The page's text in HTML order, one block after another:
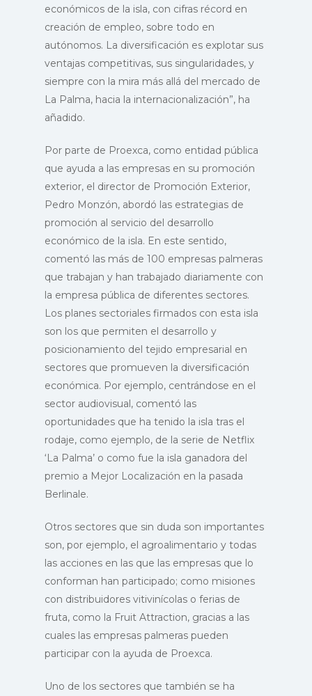
económicos de la isla, con cifras récord en
creación de empleo, sobre todo en
autónomos. La diversificación es explotar sus
ventajas competitivas, sus singularidades, y
siempre con la mira más allá del mercado de
La Palma, hacia la internacionalización”, ha
añadido.
Por parte de Proexca, como entidad pública
que ayuda a las empresas en su promoción
exterior, el director de Promoción Exterior,
Pedro Monzón, abordó las estrategias de
promoción al servicio del desarrollo
económico de la isla. En este sentido,
comentó las más de 100 empresas palmeras
que trabajan y han trabajado diariamente con
la empresa pública de diferentes sectores.
Los planes sectoriales firmados con esta isla
son los que permiten el desarrollo y
posicionamiento del tejido empresarial en
sectores que promueven la diversificación
económica. Por ejemplo, centrándose en el
sector audiovisual, comentó las
oportunidades que ha tenido la isla tras el
rodaje, como ejemplo, de la serie de Netflix
‘La Palma’ o como fue la isla ganadora del
premio a Mejor Localización en la pasada
Berlinale.
Otros sectores que sin duda son importantes
son, por ejemplo, el agroalimentario y todas
las acciones en las que las empresas que lo
conforman han participado; como misiones
con distribuidores vitivinícolas o ferias de
fruta, como la Fruit Attraction, gracias a las
cuales las empresas palmeras pueden
participar con la ayuda de Proexca.
Uno de los sectores que también se ha